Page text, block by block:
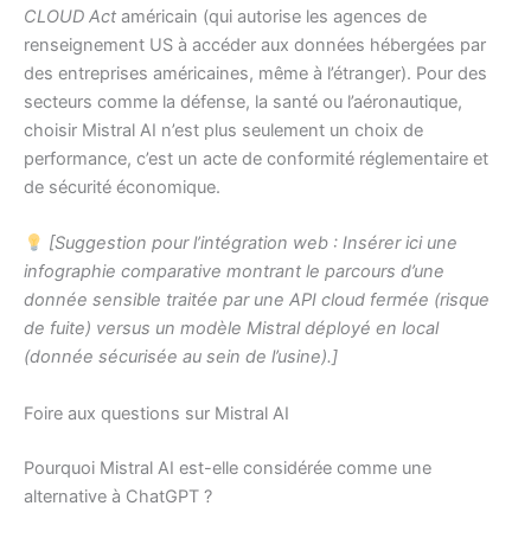
CLOUD Act américain (qui autorise les agences de
renseignement US à accéder aux données hébergées par
des entreprises américaines, même à l’étranger). Pour des
secteurs comme la défense, la santé ou l’aéronautique,
choisir Mistral AI n’est plus seulement un choix de
performance, c’est un acte de conformité réglementaire et
de sécurité économique.
[Suggestion pour l’intégration web : Insérer ici une
infographie comparative montrant le parcours d’une
donnée sensible traitée par une API cloud fermée (risque
de fuite) versus un modèle Mistral déployé en local
(donnée sécurisée au sein de l’usine).]
Foire aux questions sur Mistral AI
Pourquoi Mistral AI est-elle considérée comme une
alternative à ChatGPT ?